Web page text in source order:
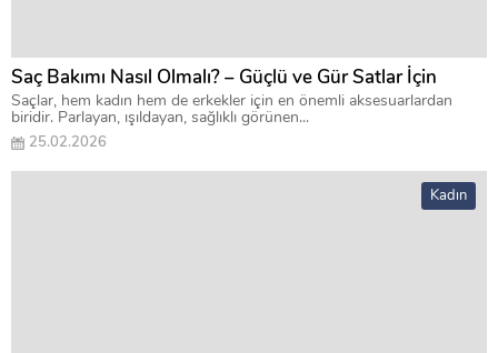
Saç Bakımı Nasıl Olmalı? – Güçlü ve Gür Satlar İçin
Saçlar, hem kadın hem de erkekler için en önemli aksesuarlardan
biridir. Parlayan, ışıldayan, sağlıklı görünen...
25.02.2026
Kadın